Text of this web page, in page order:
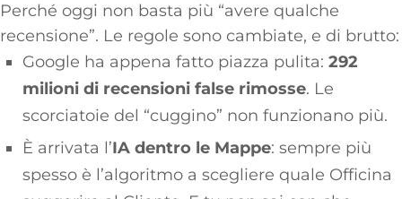
Perché oggi non basta più “avere qualche
recensione”. Le regole sono cambiate, e di brutto:
Google ha appena fatto piazza pulita: 292
milioni di recensioni false rimosse. Le
scorciatoie del “cuggino” non funzionano più.
È arrivata l’IA dentro le Mappe: sempre più
spesso è l’algoritmo a scegliere quale Officina